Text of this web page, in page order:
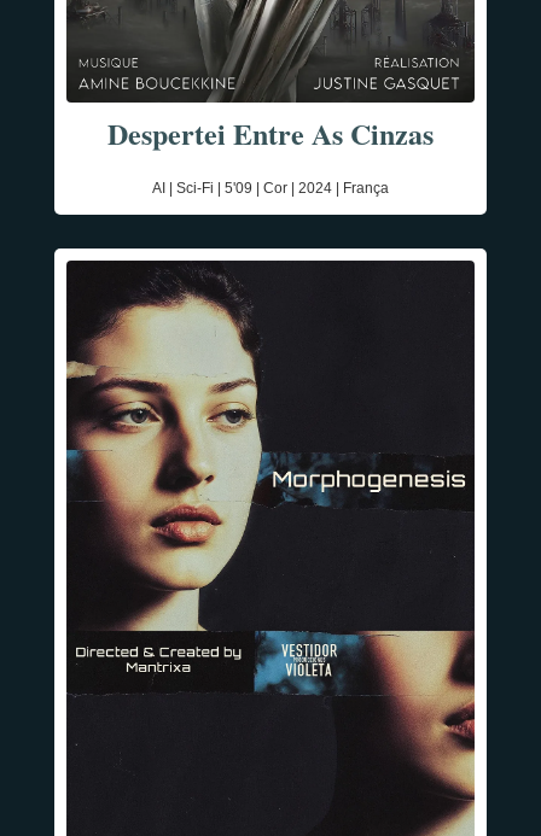
Despertei Entre As Cinzas
AI | Sci-Fi | 5'09 | Cor | 2024 | França